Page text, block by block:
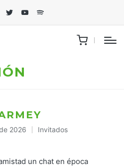
TwitterYoutubeSpotify
2026
Publicado
Invitados
un chat en época